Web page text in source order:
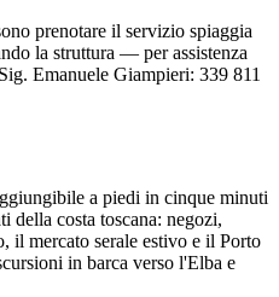
prenotare il servizio spiaggia
la struttura — per assistenza
Emanuele Giampieri: 339 811
a piedi in cinque minuti
della costa toscana: negozi,
il mercato serale estivo e il Porto
in barca verso l'Elba e